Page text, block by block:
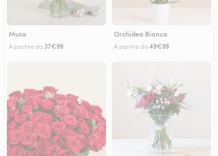
Musa
A partire da 37€99
Orchidea Bianca
A partire da 49€99